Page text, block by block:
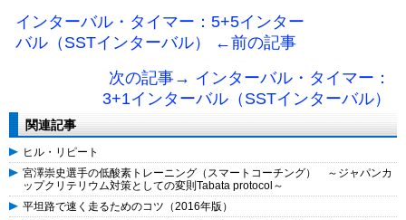
インターバル・タイマー：5+5インター
バル（SSTインターバル） ←前の記事
次の記事→ インターバル・タイマー：
3+1インターバル（SSTインターバル）
関連記事
ヒル・リピート
宮澤崇史選手の低酸素トレーニング（スマートコーチング） ～ジャパンカ
ップクリテリウム対策としての変則Tabat­a protocol～
平坦路で速く走るためのコツ（2016年版）